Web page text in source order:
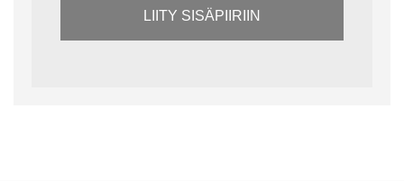
LIITY SISÄPIIRIIN